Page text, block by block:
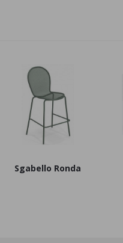
Sgabello Ronda